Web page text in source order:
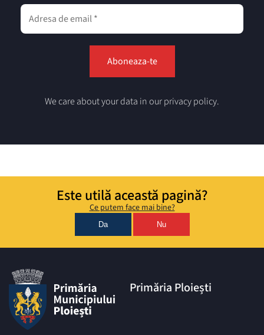
We care about your data in our privacy policy.
Este utilă această pagină?
Ce putem face mai bine?
Da Nu
Primăria Ploiești